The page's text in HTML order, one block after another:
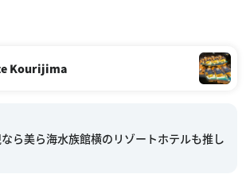
Kourijima
ら美ら海水族館横のリゾートホテルも推し